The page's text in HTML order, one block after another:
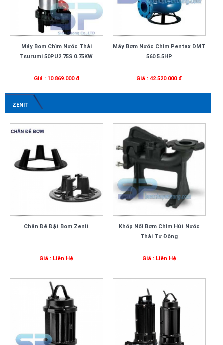
Máy Bơm Chìm Nước Thải
Tsurumi 50PU2.75S 0.75KW
Giá : 10.869.000 đ
Máy Bơm Nước Chìm Pentax DMT
560 5.5HP
Giá : 42.520.000 đ
ZENIT
Chân Đế Đặt Bơm Zenit
Giá : Liên Hệ
Khớp Nối Bơm Chìm Hút Nước
Thải Tự Động
Giá : Liên Hệ